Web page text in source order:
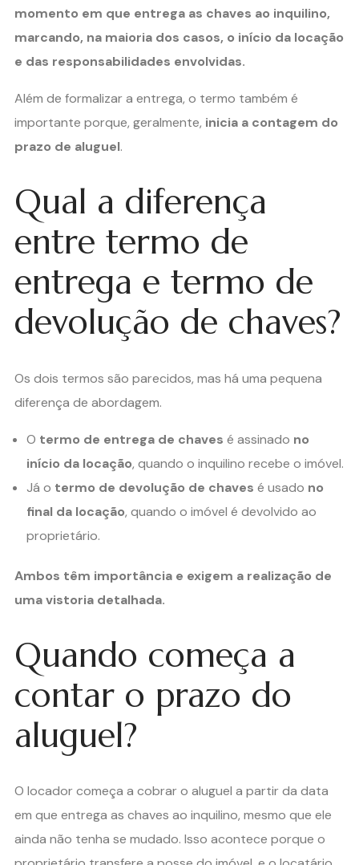
momento em que entrega as chaves ao inquilino,
marcando, na maioria dos casos, o início da locação
e das responsabilidades envolvidas.
Além de formalizar a entrega, o termo também é
importante porque, geralmente, inicia a contagem do
prazo de aluguel.
Qual a diferença
entre termo de
entrega e termo de
devolução de chaves?
Os dois termos são parecidos, mas há uma pequena
diferença de abordagem.
O termo de entrega de chaves é assinado no
início da locação, quando o inquilino recebe o imóvel.
Já o termo de devolução de chaves é usado no
final da locação, quando o imóvel é devolvido ao
proprietário.
Ambos têm importância e exigem a realização de
uma vistoria detalhada.
Quando começa a
contar o prazo do
aluguel?
O locador começa a cobrar o aluguel a partir da data
em que entrega as chaves ao inquilino, mesmo que ele
ainda não tenha se mudado. Isso acontece porque o